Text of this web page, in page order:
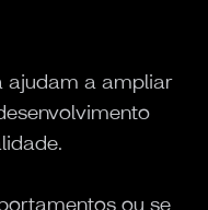
ajudam a ampliar
ou se